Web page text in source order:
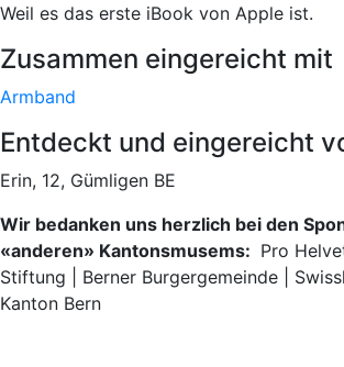
Weil es das erste iBook von Apple ist.
Zusammen eingereicht mit
Armband
Entdeckt und eingereicht
Erin, 12, Gümligen BE
Wir bedanken uns herzlich bei den
«anderen» Kantonsmusems: Pro
Stiftung | Berner Burgergemeinde |
Kanton Bern